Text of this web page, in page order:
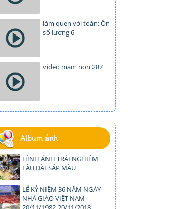
làm quen với toán: Ôn
số lượng 6
video mam non 287
Album ảnh
HÌNH ẢNH TRẢI NGHIỆM
LÂU ĐÀI SÁP MÀU
LỄ KỶ NIỆM 36 NĂM NGÀY
NHÀ GIÁO VIỆT NAM